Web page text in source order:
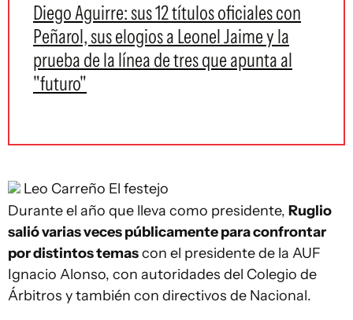
Diego Aguirre: sus 12 títulos oficiales con
Peñarol, sus elogios a Leonel Jaime y la
prueba de la línea de tres que apunta al
"futuro"
Leo Carreño El festejo
Durante el año que lleva como presidente, Ruglio
salió varias veces públicamente para confrontar
por distintos temascon el presidente de la AUF
Ignacio Alonso, con autoridades del Colegio de
Árbitros y también con directivos de Nacional.